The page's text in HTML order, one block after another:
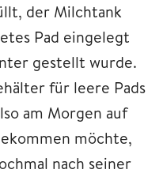
der Milchtank
Pad eingelegt
gestellt wurde.
für leere Pads
am Morgen auf
möchte,
nach seiner